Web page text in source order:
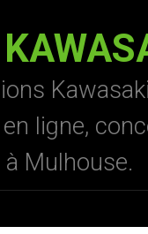
ligne,
Mulhouse.